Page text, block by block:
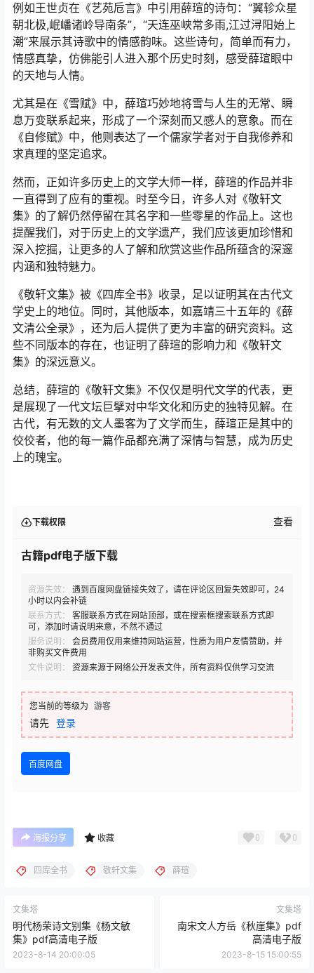
例如王世贞在《艺苑卮言》中引用薛瑄的诗句：“翼轸众星
朝北极,岷嶓诸岭导南条”，“天连巫峡常多雨,江过浔阳始上
潮”来展示其诗歌中的情感韵味。这些诗句，简单而有力，
情感真挚，仿佛能引人进入那个历史时刻，感受薛瑄眼中
的天地与人情。
尤其是在《雪赋》中，薛瑄巧妙地将雪与人生的无常、瞬
息万变联系起来，形成了一个深刻而又感人的意象。而在
《自修赋》中，他则表达了一个儒家学者对于自我修养和
求真理的坚定追求。
然而，正如许多历史上的文学大师一样，薛瑄的作品并非
一直得到了应有的重视。时至今日，许多人对《敬轩文
集》的了解仍然停留在其名字和一些零星的作品上。这也
提醒我们，对于历史上的文学遗产，我们应该更加珍惜和
深入挖掘，让更多的人了解和欣赏这些作品所蕴含的深邃
内涵和独特魅力。
《敬轩文集》被《四库全书》收录，足以证明其在古代文
学史上的地位。同时，其他版本，如嘉靖三十五年的《薛
文清公全录》，还为后人提供了更为丰富的研究资料。这
些不同版本的存在，也证明了薛瑄的影响力和《敬轩文
集》的深远意义。
总结，薛瑄的《敬轩文集》不仅仅是明代文学的代表，更
是展现了一代文坛巨擘对中华文化和历史的独特见解。在
古代，有无数的文人墨客为了文学而生，薛瑄正是其中的
佼佼者，他的每一篇作品都充满了深情与智慧，成为历史
上的瑰宝。
下载权限 查看
古籍pdf电子版下载
资源失效：
遇到百度网盘链接失效了，请在评论区回复失效即可，24
小时以内会补链
联系方式：
客服联系方式在网站顶部，或在搜索框搜索联系方式即
可，添加时请说明来意，不然不通过
服务说明：
会员费用仅用来维持网站运营，性质为用户友情赞助，并
非购买文件费用
文件说明：
资源来源于网络公开发表文件，所有资料仅供学习交流
您当前的等级为 游客
请先 登录
百度网盘
海报分享 收藏 0 0
四库全书 敬轩文集 薛瑄
文集塔
明代杨荣诗文别集《杨文敏
集》pdf高清电子版
2023-8-14 20:00:05
文集塔
南宋文人方岳《秋崖集》pdf
高清电子版
2023-8-15 15:00:55